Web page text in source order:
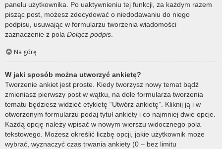
panelu użytkownika. Po uaktywnieniu tej funkcji, za każdym razem
pisząc post, możesz zdecydować o niedodawaniu do niego
podpisu, usuwając w formularzu tworzenia wiadomości
zaznaczenie z pola Dołącz podpis.
Na górę
W jaki sposób można utworzyć ankietę?
Tworzenie ankiet jest proste. Kiedy tworzysz nowy temat bądź
zmieniasz pierwszy post w wątku, na dole formularza tworzenia
tematu będziesz widzieć etykietę “Utwórz ankietę”. Kliknij ją i w
otworzonym formularzu podaj tytuł ankiety i co najmniej dwie opcje.
Każdą opcję należy wpisać w nowym wierszu widocznego pola
tekstowego. Możesz określić liczbę opcji, jakie użytkownik może
wybrać, wyznaczyć czas trwania ankiety (0 – bez limitu